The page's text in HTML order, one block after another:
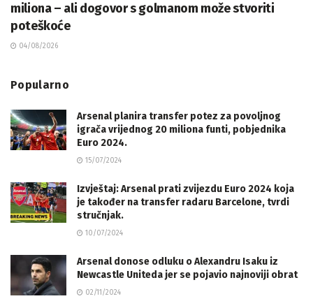
miliona – ali dogovor s golmanom može stvoriti
poteškoće
04/08/2026
Popularno
Arsenal planira transfer potez za povoljnog
igrača vrijednog 20 miliona funti, pobjednika
Euro 2024.
15/07/2024
Izvještaj: Arsenal prati zvijezdu Euro 2024 koja
je također na transfer radaru Barcelone, tvrdi
stručnjak.
10/07/2024
Arsenal donose odluku o Alexandru Isaku iz
Newcastle Uniteda jer se pojavio najnoviji obrat
02/11/2024